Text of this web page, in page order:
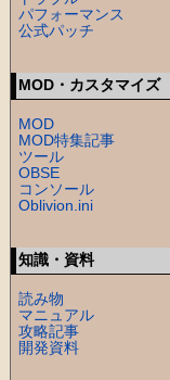
パフォーマンス
公式パッチ
MOD・カスタマイズ
MOD
MOD特集記事
ツール
OBSE
コンソール
Oblivion.ini
知識・資料
読み物
マニュアル
攻略記事
開発資料